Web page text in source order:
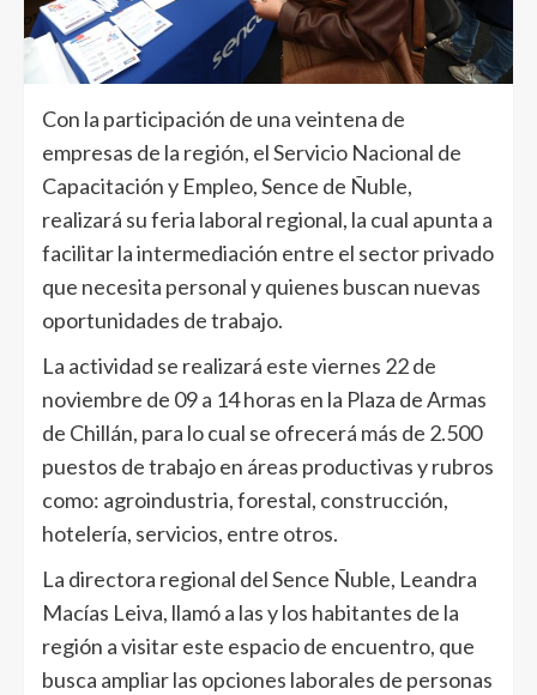
Con la participación de una veintena de
empresas de la región, el Servicio Nacional de
Capacitación y Empleo, Sence de Ñuble,
realizará su feria laboral regional, la cual apunta a
facilitar la intermediación entre el sector privado
que necesita personal y quienes buscan nuevas
oportunidades de trabajo.
La actividad se realizará este viernes 22 de
noviembre de 09 a 14 horas en la Plaza de Armas
de Chillán, para lo cual se ofrecerá más de 2.500
puestos de trabajo en áreas productivas y rubros
como: agroindustria, forestal, construcción,
hotelería, servicios, entre otros.
La directora regional del Sence Ñuble, Leandra
Macías Leiva, llamó a las y los habitantes de la
región a visitar este espacio de encuentro, que
busca ampliar las opciones laborales de personas